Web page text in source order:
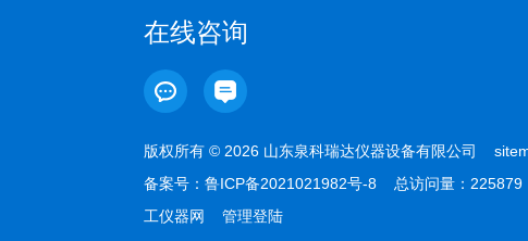
在线咨询
版权所有 © 2026 山东泉科瑞达仪器设备有限公司
备案号： 鲁ICP备2021021982号-8 总访问量：225879
工仪器网
管理登陆